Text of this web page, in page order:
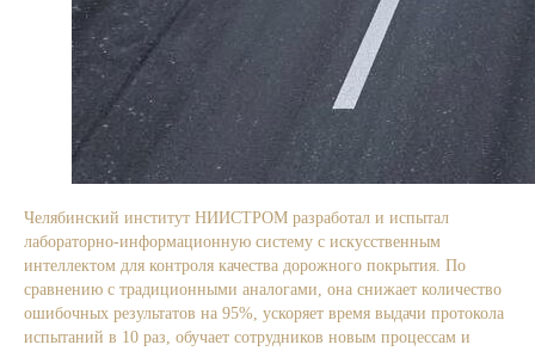
Челябинский институт НИИСТРОМ разработал и испытал
лабораторно-информационную систему с искусственным
интеллектом для контроля качества дорожного покрытия. По
сравнению с традиционными аналогами, она снижает количество
ошибочных результатов на 95%, ускоряет время выдачи протокола
испытаний в 10 раз, обучает сотрудников новым процессам и